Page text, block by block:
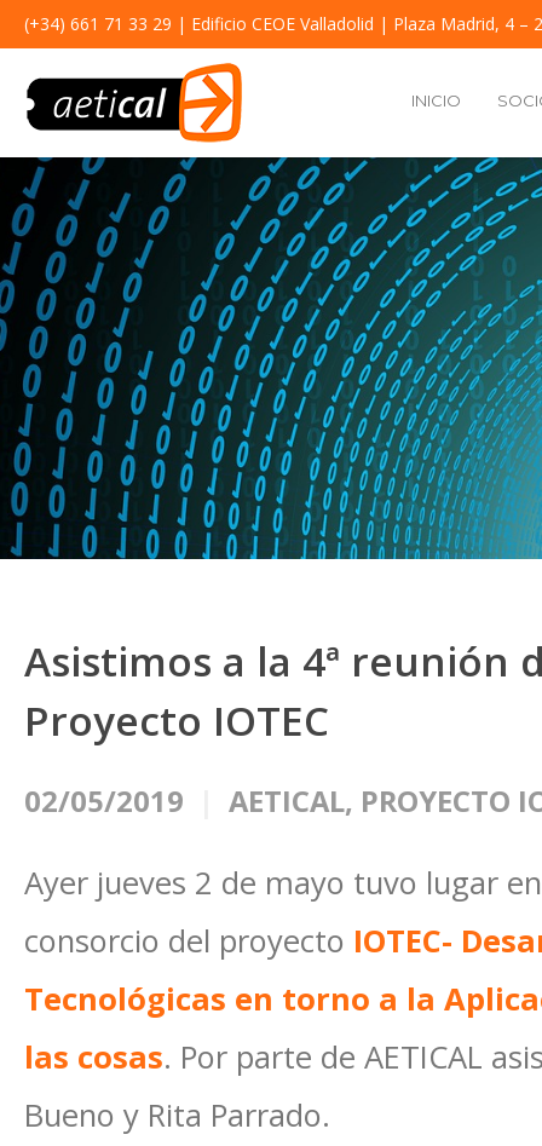
(+34) 661 71 33 29 | Edificio CEOE Valladolid | Plaza Madrid, 4 –
INICIO
Asistimos a la 4ª reunión
Proyecto IOTEC
02/05/2019 AETICAL, PROYECTO
Ayer jueves 2 de mayo tuvo lugar
consorcio del proyecto IOTEC-
Tecnológicas en torno a la
las cosas. Por parte de AETICAL
Bueno y Rita Parrado.